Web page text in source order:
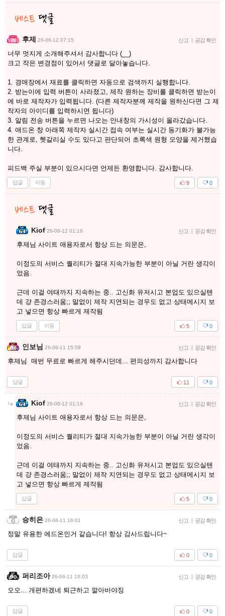
후제 26-06-12 07:15 신고 | 공감 확인
너무 멋지게 소개해주셔서 감사합니다 (__)
크고 작은 변경점이 있어서 댓글로 달아놓습니다.
1. 경매장에서 재료를 클릭하면 자동으로 검색까지 실행합니다.
2. 받는이에 입력 버튼이 사라졌고, 제작 원하는 장비를 클릭하면 받는이
에 바로 제작자가 입력됩니다. (다른 제작자분께 제작을 원하신다면 그 제
작자의 아이디를 입력하시면 됩니다)
3. 알림 전송 버튼을 누르면 나오는 안내창의 가시성이 올라갔습니다.
4. 애드온 창 아래쪽 제작자 실시간 접속 여부는 실시간 동기화가 불가능
한 관계로, 헷갈리실 수도 있다고 판단되어 초록색 원형 모양을 제거했습
니다.
피드백 주실 부분이 있으시다면 언제든 환영합니다. 감사합니다.
답글 이동 0
9
Kiof 26-06-12 01:18 신고 | 공감 확인
후제님 사이트 애용자로서 항상 드는 의문은,
이정도의 서비스 퀄리티가 절대 지속가능한 부분이 아닐 거란 생각이
었음.
근데 이걸 여태까지 지속하는 중.. 고신화 유저시고 본업도 있으실텐
데 걍 존경스러움;; 말없이 제작 지연되는 경우도 없고 상태메시지 보
고 넣으면 항상 빠르게 제작됨
답글 이동 0
5
인보님 26-06-11 15:59 신고 | 공감 확인
후제님 매번 무료로 빠르게 해주시던데... 편의성까지 감사합니다
답글 0
11
Kiof 26-06-12 01:18 신고 | 공감 확인
후제님 사이트 애용자로서 항상 드는 의문은,
이정도의 서비스 퀄리티가 절대 지속가능한 부분이 아닐 거란 생각이
었음.
근데 이걸 여태까지 지속하는 중.. 고신화 유저시고 본업도 있으실텐
데 걍 존경스러움;; 말없이 제작 지연되는 경우도 없고 상태메시지 보
고 넣으면 항상 빠르게 제작됨
답글 0
5
승히은 26-06-11 16:01 신고 | 공감 확인
정말 유용한 에드온인거 같습니다! 항상 감사드립니다~
답글 0
0
퍼리조아 26-06-11 16:03 신고 | 공감 확인
오오... 개편하겠네 퇴근하고 깔아바야징
답글 0
0